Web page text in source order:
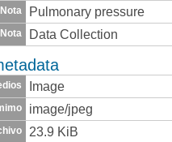
Nota Pulmonary pressure
Nota Data Collection
Image
image/jpeg
23.9 KiB